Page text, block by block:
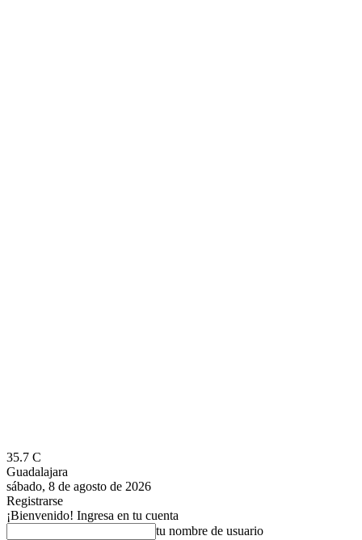
35.7 C
Guadalajara
sábado, 8 de agosto de 2026
Registrarse
¡Bienvenido! Ingresa en tu cuenta
tu nombre de usuario